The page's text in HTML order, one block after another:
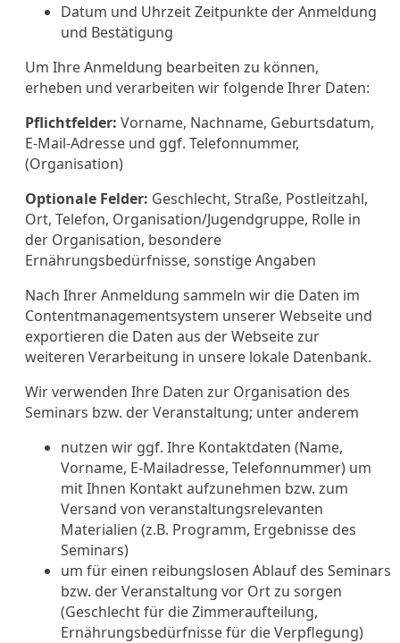
Datum und Uhrzeit Zeitpunkte der Anmeldung
und Bestätigung
Um Ihre Anmeldung bearbeiten zu können,
erheben und verarbeiten wir folgende Ihrer Daten:
Pflichtfelder: Vorname, Nachname, Geburtsdatum,
E-Mail-Adresse und ggf. Telefonnummer,
(Organisation)
Optionale Felder: Geschlecht, Straße, Postleitzahl,
Ort, Telefon, Organisation/Jugendgruppe, Rolle in
der Organisation, besondere
Ernährungsbedürfnisse, sonstige Angaben
Nach Ihrer Anmeldung sammeln wir die Daten im
Contentmanagementsystem unserer Webseite und
exportieren die Daten aus der Webseite zur
weiteren Verarbeitung in unsere lokale Datenbank.
Wir verwenden Ihre Daten zur Organisation des
Seminars bzw. der Veranstaltung; unter anderem
nutzen wir ggf. Ihre Kontaktdaten (Name,
Vorname, E-Mailadresse, Telefonnummer) um
mit Ihnen Kontakt aufzunehmen bzw. zum
Versand von veranstaltungsrelevanten
Materialien (z.B. Programm, Ergebnisse des
Seminars)
um für einen reibungslosen Ablauf des Seminars
bzw. der Veranstaltung vor Ort zu sorgen
(Geschlecht für die Zimmeraufteilung,
Ernährungsbedürfnisse für die Verpflegung)